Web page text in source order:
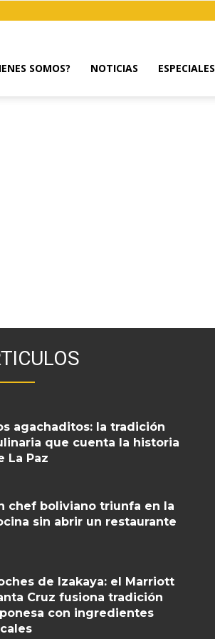
SOMOS? NOTICIAS ESPECIALES
agachaditos: la tradición
que cuenta la historia
La Paz
chef boliviano triunfa en la
sin abrir un restaurante
de Izakaya: el Marriott
Cruz fusiona tradición
con ingredientes